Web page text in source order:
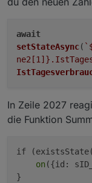
await
setStateAsync( `
ne2[1]}
In Zeile 2027
die Funktion
if
on ({id: